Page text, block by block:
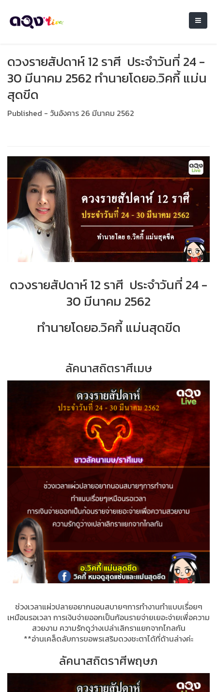
ดวงรายสัปดาห์ 12 ราศี ประจำวันที่ 24 -
30 มีนาคม 2562 ทำนายโดยอ.วิคกี้ แม่น
สุดขีด
Published - วันอังคาร 26 มีนาคม 2562
ดวงรายสัปดาห์ 12 ราศี ประจำวันที่ 24 -
30 มีนาคม 2562
ทำนายโดยอ.วิคกี้ แม่นสุดขีด
ลัคนาสถิตราศีเมษ
ช่วงเวลาแผ่วปลายอยากนอนสบายๆการทำงานทำแบบเรื่อยๆ
เหมือนรอเวลา การเงินจ่ายออกเป็นก้อนรายจ่ายเยอะจ่ายเพื่อความ
สวยงาม ความรักดูว่างเปล่าเลิกราแยกจากไกลกัน
**อ่านเคล็ดลับการขอพรเสริมดวงชะตาได้ที่ด้านล่างค่ะ
ลัคนาสถิตราศีพฤษภ